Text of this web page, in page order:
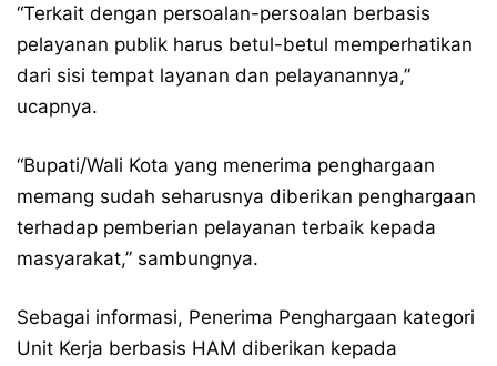
“Terkait dengan persoalan-persoalan berbasis
pelayanan publik harus betul-betul memperhatikan
dari sisi tempat layanan dan pelayanannya,”
ucapnya.
“Bupati/Wali Kota yang menerima penghargaan
memang sudah seharusnya diberikan penghargaan
terhadap pemberian pelayanan terbaik kepada
masyarakat,” sambungnya.
Sebagai informasi, Penerima Penghargaan kategori
Unit Kerja berbasis HAM diberikan kepada